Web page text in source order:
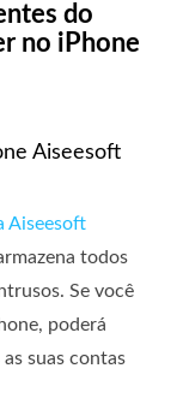
do
no iPhone
Aiseesoft
Aiseesoft
todos
Se você
poderá
suas contas